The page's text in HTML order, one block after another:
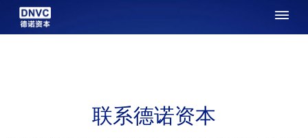
联系德诺资本